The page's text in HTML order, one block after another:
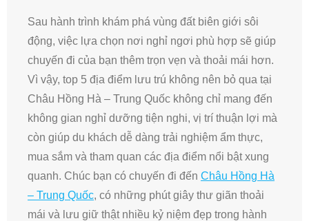
Sau hành trình khám phá vùng đất biên giới sôi
động, việc lựa chọn nơi nghỉ ngơi phù hợp sẽ giúp
chuyến đi của bạn thêm trọn vẹn và thoải mái hơn.
Vì vậy, top 5 địa điểm lưu trú không nên bỏ qua tại
Châu Hồng Hà – Trung Quốc không chỉ mang đến
không gian nghỉ dưỡng tiện nghi, vị trí thuận lợi mà
còn giúp du khách dễ dàng trải nghiệm ẩm thực,
mua sắm và tham quan các địa điểm nổi bật xung
quanh. Chúc bạn có chuyến đi đến Châu Hồng Hà
– Trung Quốc, có những phút giây thư giãn thoải
mái và lưu giữ thật nhiều kỷ niệm đẹp trong hành